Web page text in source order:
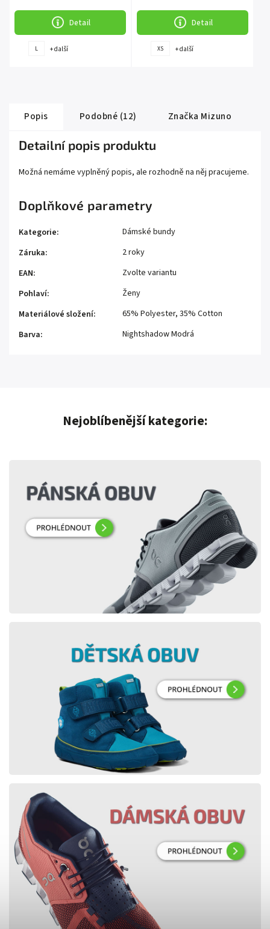
Detail
L + další
Detail
XS + další
Popis Podobné (12) Značka Mizuno
Detailní popis produktu
Možná nemáme vyplněný popis, ale rozhodně na něj pracujeme.
Doplňkové parametry
Kategorie:
Dámské bundy
Záruka:
2 roky
EAN:
Zvolte variantu
Pohlaví:
Ženy
Materiálové složení:
65% Polyester, 35% Cotton
Barva: Nightshadow Modrá
Nejoblíbenější kategorie: